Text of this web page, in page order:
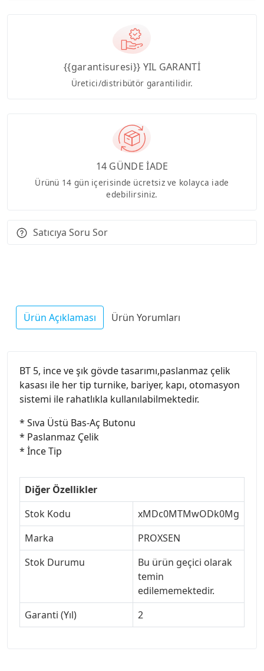
{{garantisuresi}} YIL GARANTİ
Üretici/distribütör garantilidir.
14 GÜNDE İADE
Ürünü 14 gün içerisinde ücretsiz ve kolayca iade
edebilirsiniz.
Satıcıya Soru Sor
Ürün Açıklaması Ürün Yorumları
BT 5, ince ve şık gövde tasarımı,paslanmaz çelik
kasası ile her tip turnike, bariyer, kapı, otomasyon
sistemi ile rahatlıkla kullanılabilmektedir.
* Sıva Üstü Bas-Aç Butonu
* Paslanmaz Çelik
* İnce Tip
Diğer Özellikler
Stok Kodu
xMDc0MTMwODk0Mg
Marka
PROXSEN
Stok Durumu
Bu ürün geçici olarak
temin
edilememektedir.
Garanti (Yıl)
2